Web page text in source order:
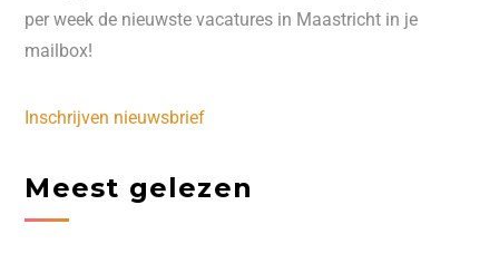
per week de nieuwste vacatures in Maastricht in je
mailbox!
Inschrijven nieuwsbrief
Meest gelezen